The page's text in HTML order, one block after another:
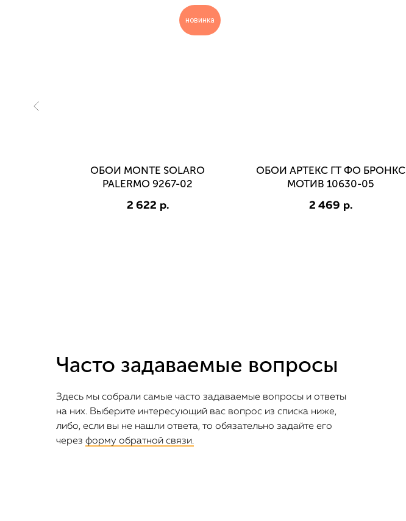
новинка
ОБОИ MONTE SOLARO
PALERMO 9267-02
2 622 р.
ОБОИ АРТЕКС ГТ ФО БРОНКС
МОТИВ 10630-05
2 469 р.
Часто задаваемые вопросы
Здесь мы собрали самые часто задаваемые вопросы и ответы
на них. Выберите интересующий вас вопрос из списка ниже,
либо, если вы не нашли ответа, то обязательно задайте его
через форму обратной связи.